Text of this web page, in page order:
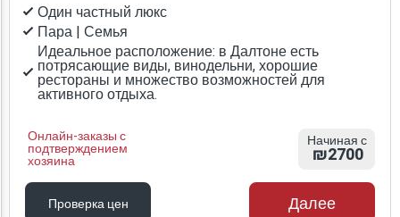
Один частный люкс
Пара | Семья
Идеальное расположение: в Далтоне есть
потрясающие виды, винодельни, хорошие
рестораны и множество возможностей для
активного отдыха.
Онлайн-заказы с
подтверждением
хозяина
Начиная с
₪2700
Проверка цен Далее